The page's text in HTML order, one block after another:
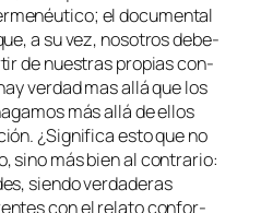
el do­cu­men­tal
a su vez, no­so­tros de­be­
de nues­tras pro­pias con­
ver­dad mas allá que los
más allá de ellos
¿Significa es­to que no
sino más bien al con­tra­rio:
sien­do ver­da­de­ras
con el re­la­to con­for­